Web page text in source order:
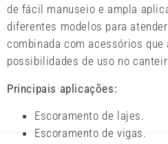
de fácil manuseio e ampla
diferentes modelos para
combinada com acessórios que
possibilidades de uso no
Principais aplicações:
Escoramento de lajes.
Escoramento de vigas.